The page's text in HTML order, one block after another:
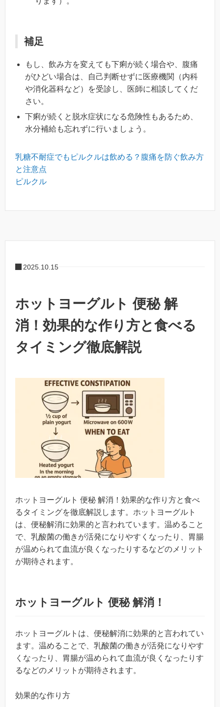
補足
もし、飲み方を変えても下痢が続く場合や、腹痛
がひどい場合は、自己判断せずに医療機関（内科
や消化器科など）を受診し、医師に相談してくだ
さい。
下痢が続くと脱水症状になる危険性もあるため、
水分補給も忘れずに行いましょう。
乳糖不耐症でもピルクルは飲める？腹痛を防ぐ飲み方
と注意点
ピルクル
2025.10.15
ホットヨーグルト 便秘 解
消！効果的な作り方と食べる
タイミング徹底解説
ホットヨーグルト 便秘 解消！効果的な作り方と食べ
るタイミングを徹底解説します。ホットヨーグルト
は、便秘解消に効果的と言われています。温めること
で、乳酸菌の働きが活発になりやすくなったり、胃腸
が温められて血流が良くなったりするなどのメリット
が期待されます。
ホットヨーグルト 便秘 解消！
ホットヨーグルトは、便秘解消に効果的と言われてい
ます。温めることで、乳酸菌の働きが活発になりやす
くなったり、胃腸が温められて血流が良くなったりす
るなどのメリットが期待されます。
効果的な作り方